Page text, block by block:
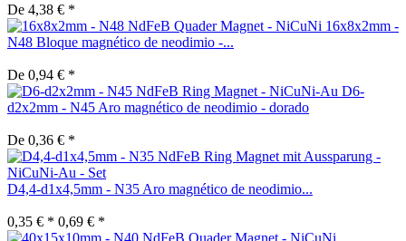
De 4,38 € *
16x8x2mm -
N48 Bloque magnético de neodimio -...
De 0,94 € *
D6-
d2x2mm - N45 Aro magnético de neodimio - dorado
De 0,36 € *
D4,4-d1x4,5mm - N35 Aro magnético de neodimio...
0,35 € * 0,69 € *